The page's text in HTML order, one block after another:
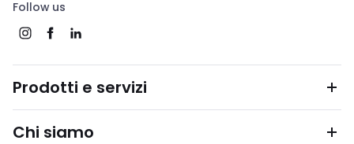
Follow us
Prodotti e servizi
Chi siamo